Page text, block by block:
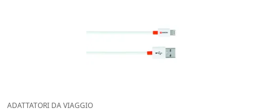
ADATTATORI DA VIAGGIO